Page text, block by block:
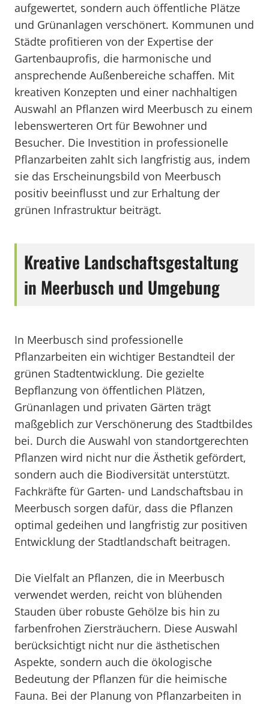
aufgewertet, sondern auch öffentliche Plätze
und Grünanlagen verschönert. Kommunen und
Städte profitieren von der Expertise der
Gartenbauprofis, die harmonische und
ansprechende Außenbereiche schaffen. Mit
kreativen Konzepten und einer nachhaltigen
Auswahl an Pflanzen wird Meerbusch zu einem
lebenswerteren Ort für Bewohner und
Besucher. Die Investition in professionelle
Pflanzarbeiten zahlt sich langfristig aus, indem
sie das Erscheinungsbild von Meerbusch
positiv beeinflusst und zur Erhaltung der
grünen Infrastruktur beiträgt.
Kreative Landschaftsgestaltung
in Meerbusch und Umgebung
In Meerbusch sind professionelle
Pflanzarbeiten ein wichtiger Bestandteil der
grünen Stadtentwicklung. Die gezielte
Bepflanzung von öffentlichen Plätzen,
Grünanlagen und privaten Gärten trägt
maßgeblich zur Verschönerung des Stadtbildes
bei. Durch die Auswahl von standortgerechten
Pflanzen wird nicht nur die Ästhetik gefördert,
sondern auch die Biodiversität unterstützt.
Fachkräfte für Garten- und Landschaftsbau in
Meerbusch sorgen dafür, dass die Pflanzen
optimal gedeihen und langfristig zur positiven
Entwicklung der Stadtlandschaft beitragen.
Die Vielfalt an Pflanzen, die in Meerbusch
verwendet werden, reicht von blühenden
Stauden über robuste Gehölze bis hin zu
farbenfrohen Ziersträuchern. Diese Auswahl
berücksichtigt nicht nur die ästhetischen
Aspekte, sondern auch die ökologische
Bedeutung der Pflanzen für die heimische
Fauna. Bei der Planung von Pflanzarbeiten in